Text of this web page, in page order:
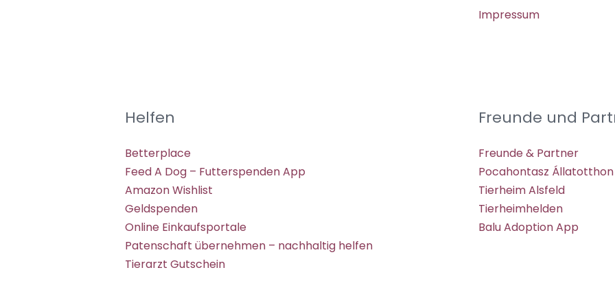
Impressum
Helfen
Betterplace
Feed A Dog – Futterspenden App
Amazon Wishlist
Geldspenden
Online Einkaufsportale
Patenschaft übernehmen – nachhaltig helfen
Tierarzt Gutschein
Freunde und
Freunde & Partner
Pocahontasz Állatotthon
Tierheim Alsfeld
Tierheimhelden
Balu Adoption App